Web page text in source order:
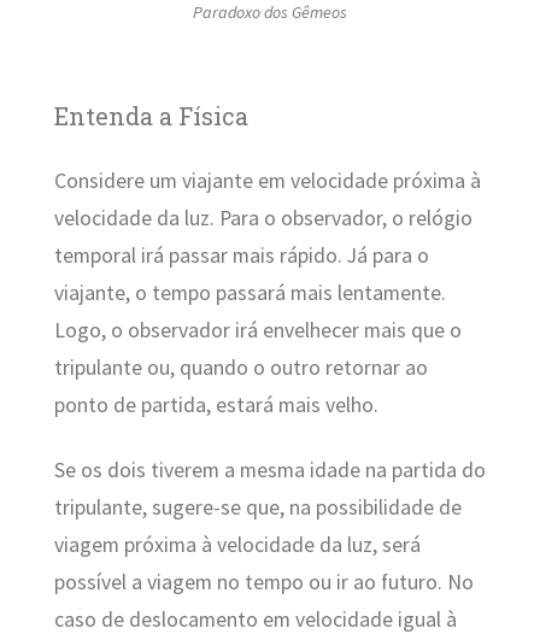
Paradoxo dos Gêmeos
Entenda a Física
Considere um viajante em velocidade próxima à
velocidade da luz. Para o observador, o relógio
temporal irá passar mais rápido. Já para o
viajante, o tempo passará mais lentamente.
Logo, o observador irá envelhecer mais que o
tripulante ou, quando o outro retornar ao
ponto de partida, estará mais velho.
Se os dois tiverem a mesma idade na partida do
tripulante, sugere-se que, na possibilidade de
viagem próxima à velocidade da luz, será
possível a viagem no tempo ou ir ao futuro. No
caso de deslocamento em velocidade igual à